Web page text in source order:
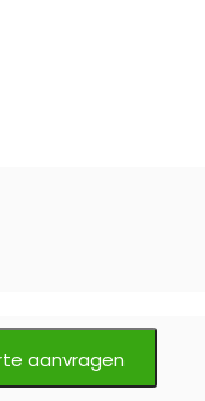
aanvragen